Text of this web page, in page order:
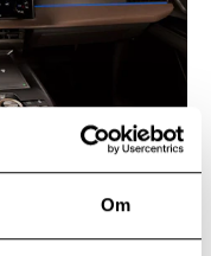
Om
med to